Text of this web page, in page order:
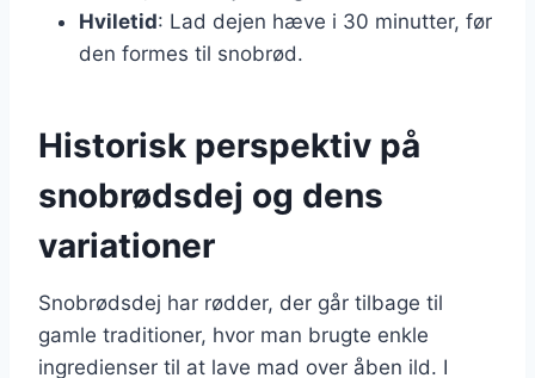
Hviletid: Lad dejen hæve i 30 minutter, før
den formes til snobrød.
Historisk perspektiv på
snobrødsdej og dens
variationer
Snobrødsdej har rødder, der går tilbage til
gamle traditioner, hvor man brugte enkle
ingredienser til at lave mad over åben ild. I